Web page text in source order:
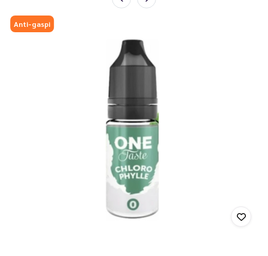
Anti-gaspi